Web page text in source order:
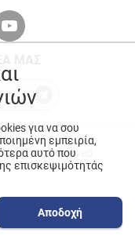
Rights Reserved
για να σου
εμπειρία,
αυτό που
επισκεψιμότητάς
Αποδοχή